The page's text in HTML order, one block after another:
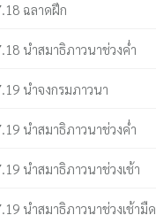
ฉลาดฝึก
นำสมาธิภาวนาช่วงค่ำ
นำจงกรมภาวนา
นำสมาธิภาวนาช่วงค่ำ
นำสมาธิภาวนาช่วงเช้า
นำสมาธิภาวนาช่วงเช้ามืด